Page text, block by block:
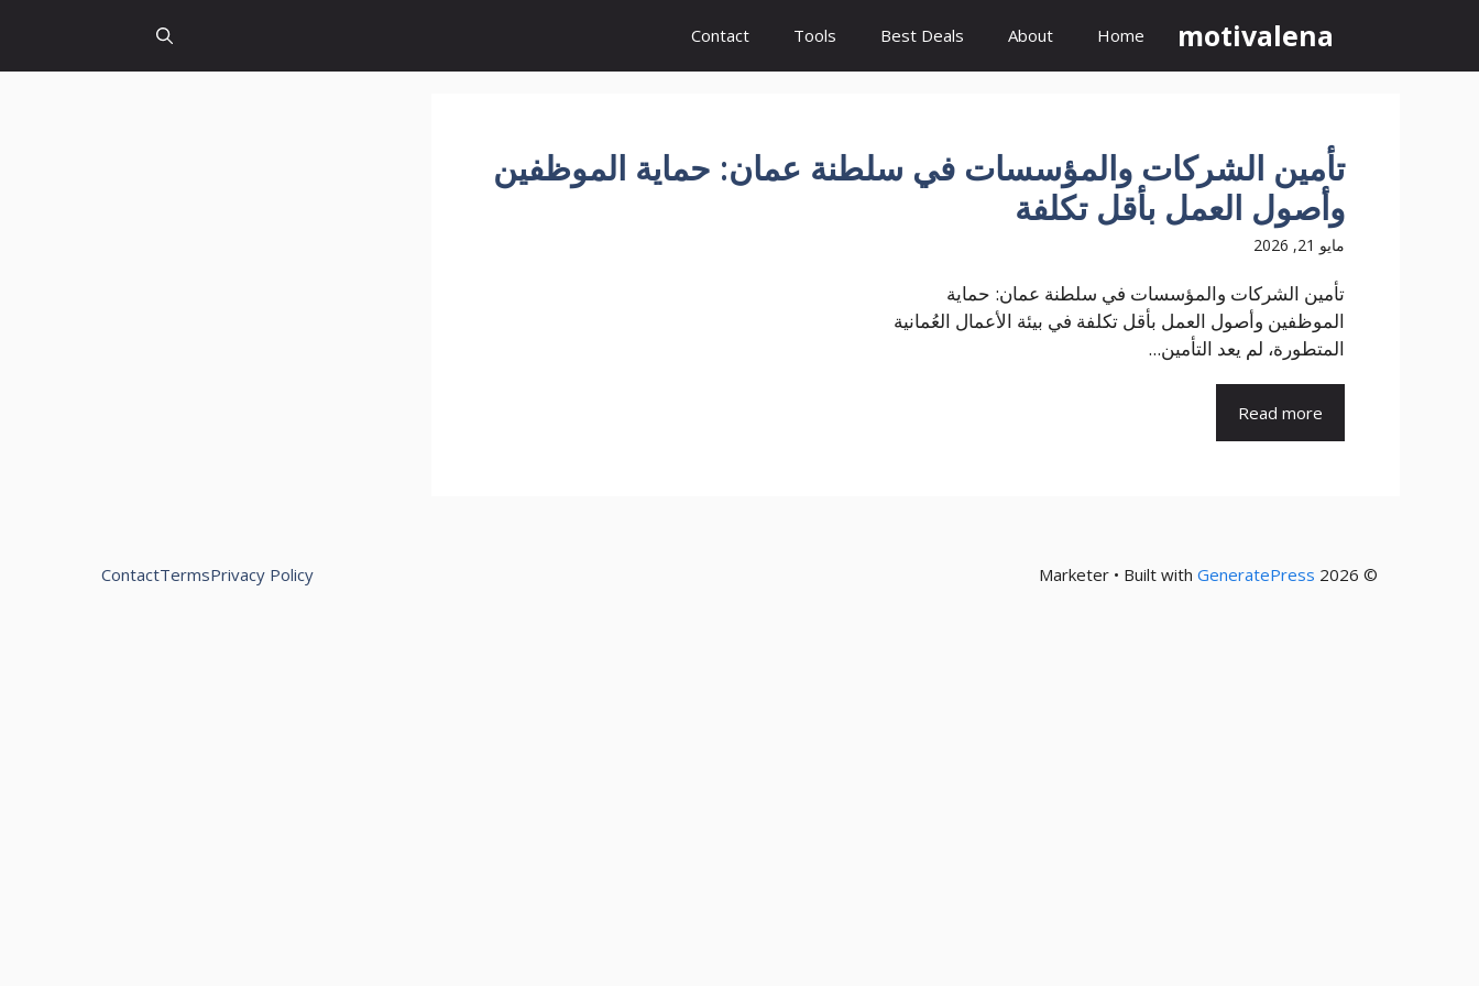
المحتوى
motivalena
Home
About
Best Deals
Tools
Contact
تأمين الشركات والمؤسسات في سلطنة عمان: حماية الموظفين
وأصول العمل بأقل تكلفة
مايو 21, 2026
تأمين الشركات والمؤسسات في سلطنة عمان: حماية
الموظفين وأصول العمل بأقل تكلفة في بيئة الأعمال العُمانية
المتطورة، لم يعد التأمين...
Read more
© 2026 Marketer • Built with
GeneratePress
Privacy Policy
Terms
Contact